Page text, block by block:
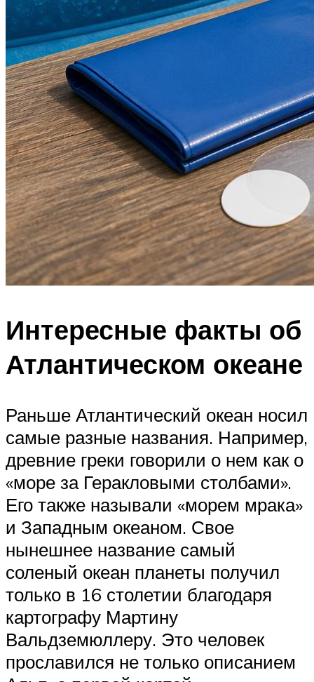
Интересные факты об
Атлантическом океане
Раньше Атлантический океан носил
самые разные названия. Например,
древние греки говорили о нем как о
«море за Геракловыми столбами».
Его также называли «морем мрака»
и Западным океаном. Свое
нынешнее название самый
соленый океан планеты получил
только в 16 столетии благодаря
картографу Мартину
Вальдземюллеру. Это человек
прославился не только описанием